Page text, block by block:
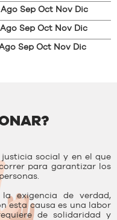
Ago Sep Oct Nov Dic
Ago Sep Oct Nov Dic
Sep Oct Nov Dic
social y en el que
para garantizar los
exigencia de verdad,
esta causa es una labor
de solidaridad y